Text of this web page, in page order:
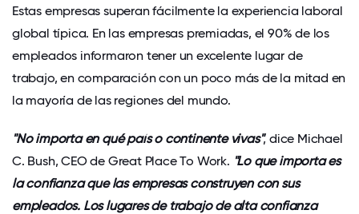
Estas empresas superan fácilmente la experiencia laboral
global típica. En las empresas premiadas, el 90% de los
empleados informaron tener un excelente lugar de
trabajo, en comparación con un poco más de la mitad en
la mayoría de las regiones del mundo.
"No importa en qué país o continente vivas", dice Michael
C. Bush, CEO de Great Place To Work. "Lo que importa es
la confianza que las empresas construyen con sus
empleados. Los lugares de trabajo de alta confianza